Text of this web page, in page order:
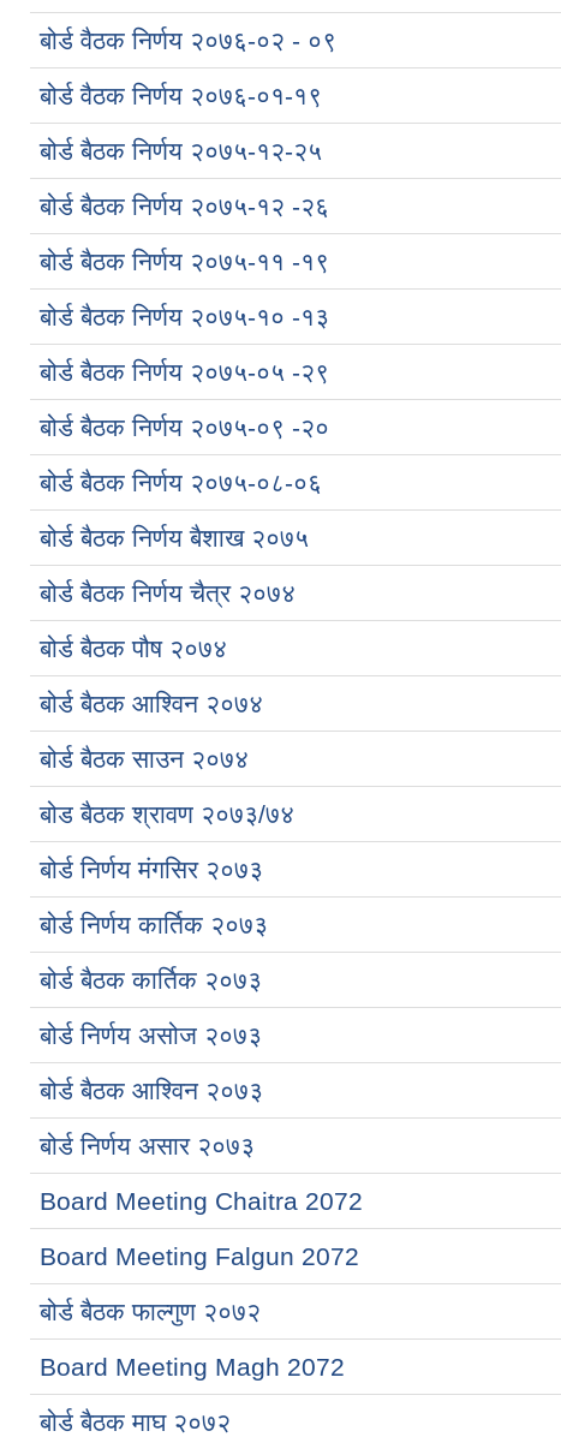
बोर्ड वैठक निर्णय २०७६-०२ - ०९
बोर्ड वैठक निर्णय २०७६-०१-१९
बोर्ड बैठक निर्णय २०७५-१२-२५
बोर्ड बैठक निर्णय २०७५-१२ -२६
बोर्ड बैठक निर्णय २०७५-११ -१९
बोर्ड बैठक निर्णय २०७५-१० -१३
बोर्ड बैठक निर्णय २०७५-०५ -२९
बोर्ड बैठक निर्णय २०७५-०९ -२०
बोर्ड बैठक निर्णय २०७५-०८-०६
बोर्ड बैठक निर्णय बैशाख २०७५
बोर्ड बैठक निर्णय चैत्र २०७४
बोर्ड बैठक पौष २०७४
बोर्ड बैठक आश्विन २०७४
बोर्ड बैठक साउन २०७४
बोड बैठक श्रावण २०७३/७४
बोर्ड निर्णय मंगसिर २०७३
बोर्ड निर्णय कार्तिक २०७३
बोर्ड बैठक कार्तिक २०७३
बोर्ड निर्णय असोज २०७३
बोर्ड बैठक आश्विन २०७३
बोर्ड निर्णय असार २०७३
Board Meeting Chaitra 2072
Board Meeting Falgun 2072
बोर्ड बैठक फाल्गुण २०७२
Board Meeting Magh 2072
बोर्ड बैठक माघ २०७२